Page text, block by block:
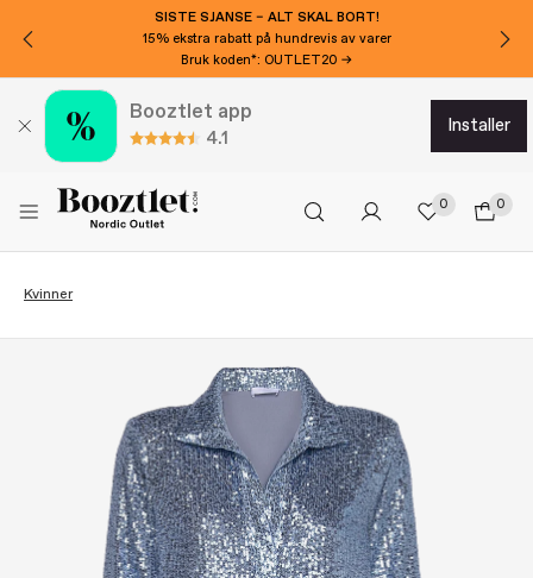
SISTE SJANSE – ALT SKAL BORT!
15% ekstra rabatt på hundrevis av varer
Bruk koden*: OUTLET20 →
Booztlet app
4.1
installer
0 0
Kvinner